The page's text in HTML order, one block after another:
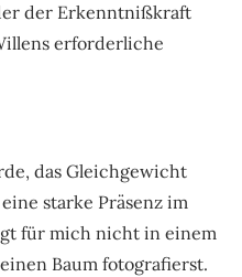
der Erkenntnißkraft
erforderliche
das Gleichgewicht
starke Präsenz im
für mich nicht in einem
Baum fotografierst.